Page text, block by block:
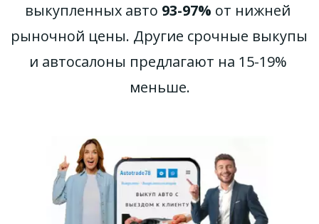
выкупленных авто 93-97% от нижней
рыночной цены. Другие срочные выкупы
и автосалоны предлагают на 15-19%
меньше.